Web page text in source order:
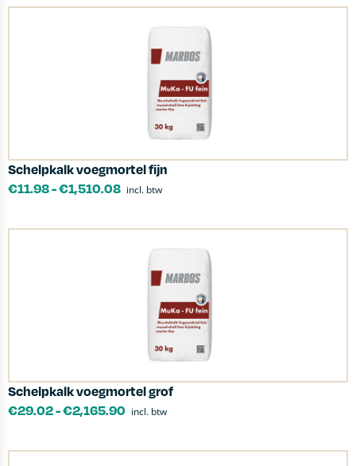
Schelpkalk voegmortel fijn
€11.98-€1,510.08 incl. btw
Schelpkalk voegmortel grof
€29.02-€2,165.90 incl. btw